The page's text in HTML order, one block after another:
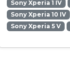
Sony Xperia 1 IV
Sony Xperia 10 IV
Sony Xperia 5 V